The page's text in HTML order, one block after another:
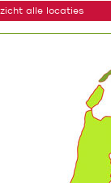
alle locaties